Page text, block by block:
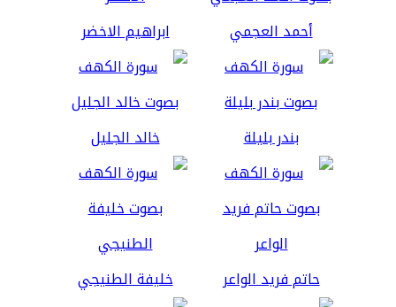
أحمد العجمي ابراهيم الاخضر
بندر بليلة خالد الجليل
حاتم فريد الواعر خليفة الطنيجي